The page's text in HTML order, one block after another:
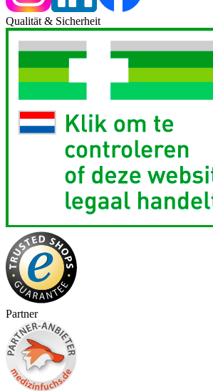
Qualität & Sicherheit
Partner